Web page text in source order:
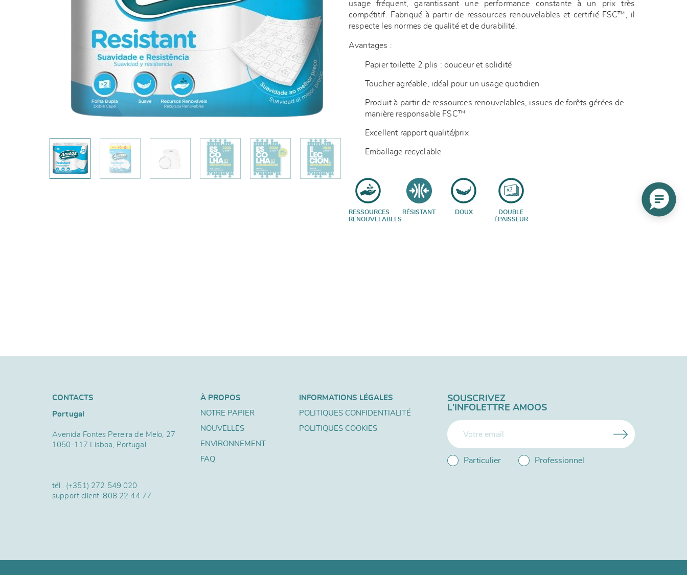
usage fréquent, garantissant une performance constante à un prix très
compétitif. Fabriqué à partir de ressources renouvelables et certifié FSC™, il
respecte les normes de qualité et de durabilité.
Avantages :
Papier toilette 2 plis : douceur et solidité
Toucher agréable, idéal pour un usage quotidien
Produit à partir de ressources renouvelables, issues de forêts gérées de
manière responsable FSC™
Excellent rapport qualité/prix
Emballage recyclable
RESSOURCES
RENOUVELABLES
RÉSISTANT DOUX
DOUBLE
ÉPAISSEUR
CONTACTS
Portugal
Avenida Fontes Pereira de Melo, 27
1050-117 Lisboa, Portugal
tél.. (+351) 272 549 020
support client.808 22 44 77
À PROPOS
NOTRE PAPIER
NOUVELLES
ENVIRONNEMENT
FAQ
INFORMATIONS LÉGALES
POLITIQUES CONFIDENTIALITÉ
POLITIQUES COOKIES
SOUSCRIVEZ
L'INFOLETTRE AMOOS
Particulier Professionnel